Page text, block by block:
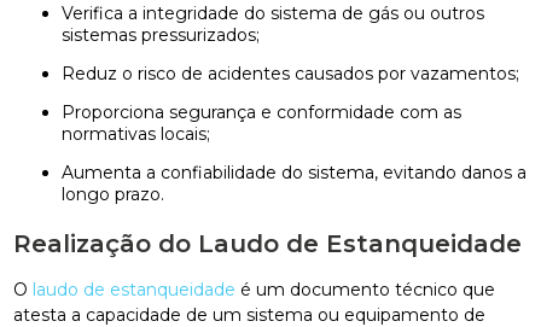
Verifica a integridade do sistema de gás ou outros
sistemas pressurizados;
Reduz o risco de acidentes causados por vazamentos;
Proporciona segurança e conformidade com as
normativas locais;
Aumenta a confiabilidade do sistema, evitando danos a
longo prazo.
Realização do Laudo de Estanqueidade
O laudo de estanqueidade é um documento técnico que
atesta a capacidade de um sistema ou equipamento de